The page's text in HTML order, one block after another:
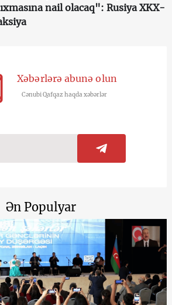
nail olacaq": Rusiya XKX-
Xəbərlərə abunə olun
Cənubi Qafqaz haqda xəbərlər
Ən Populyar